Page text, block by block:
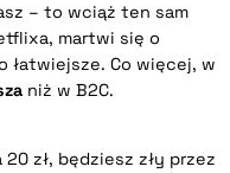
– to wciąż ten sam
martwi się o
łatwiejsze. Co więcej, w
niż w B2C.
zł, będziesz zły przez